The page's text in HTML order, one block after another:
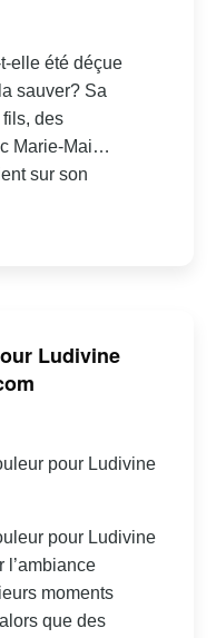
elle été déçue
sauver? Sa
des
Marie-Mai…
sur son
Ludivine
pour Ludivine
pour Ludivine
l’ambiance
moments
que des